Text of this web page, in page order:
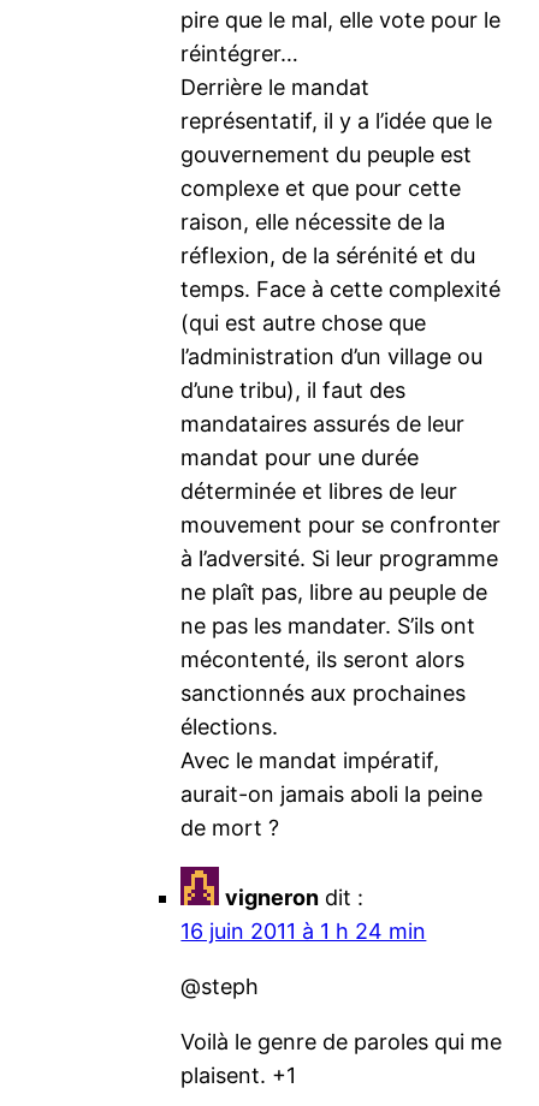
pire que le mal, elle vote pour le
réintégrer…
Derrière le mandat
représentatif, il y a l’idée que le
gouvernement du peuple est
complexe et que pour cette
raison, elle nécessite de la
réflexion, de la sérénité et du
temps. Face à cette complexité
(qui est autre chose que
l’administration d’un village ou
d’une tribu), il faut des
mandataires assurés de leur
mandat pour une durée
déterminée et libres de leur
mouvement pour se confronter
à l’adversité. Si leur programme
ne plaît pas, libre au peuple de
ne pas les mandater. S’ils ont
mécontenté, ils seront alors
sanctionnés aux prochaines
élections.
Avec le mandat impératif,
aurait-on jamais aboli la peine
de mort ?
vigneron dit :
16 juin 2011 à 1 h 24 min
@steph
Voilà le genre de paroles qui me
plaisent. +1